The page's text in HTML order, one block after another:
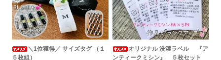
＼1位獲得／ サイズタグ （１
５枚組）
オリジナル 洗濯ラベル 『ア
ンティークミシン』 ５枚セット